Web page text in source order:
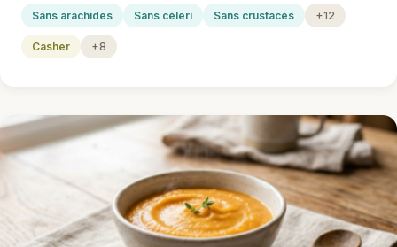
Sans arachides Sans céleri Sans crustacés +12
Casher +8